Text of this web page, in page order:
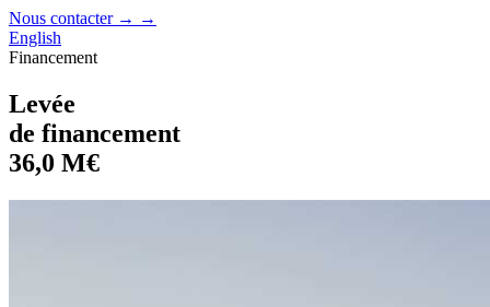
Nous contacter → →
English
Financement
Levée
de financement
36,0 M€